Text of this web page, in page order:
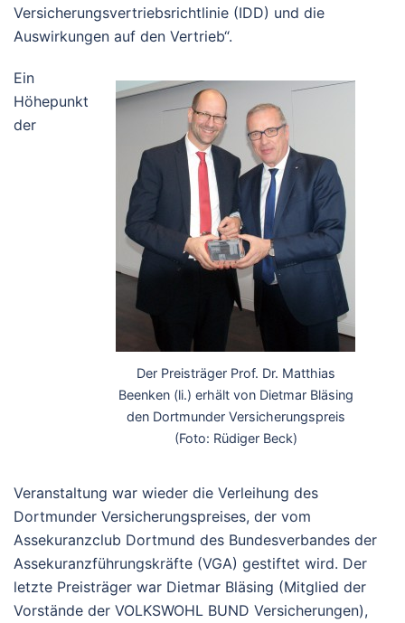
Versicherungsvertriebsrichtlinie (IDD) und die
Auswirkungen auf den Vertrieb“.
Der Preisträger Prof. Dr. Matthias
Beenken (li.) erhält von Dietmar Bläsing
den Dortmunder Versicherungspreis
(Foto: Rüdiger Beck)
Ein
Höhepunkt
der
Veranstaltung war wieder die Verleihung des
Dortmunder Versicherungspreises, der vom
Assekuranzclub Dortmund des Bundesverbandes der
Assekuranzführungskräfte (VGA) gestiftet wird. Der
letzte Preisträger war Dietmar Bläsing (Mitglied der
Vorstände der VOLKSWOHL BUND Versicherungen),